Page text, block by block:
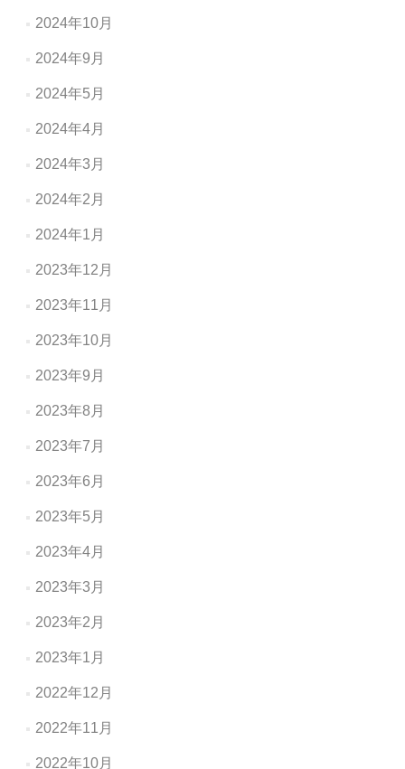
2024年10月
2024年9月
2024年5月
2024年4月
2024年3月
2024年2月
2024年1月
2023年12月
2023年11月
2023年10月
2023年9月
2023年8月
2023年7月
2023年6月
2023年5月
2023年4月
2023年3月
2023年2月
2023年1月
2022年12月
2022年11月
2022年10月